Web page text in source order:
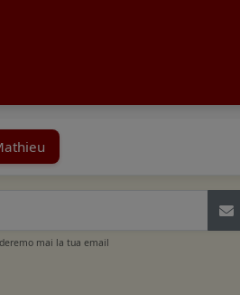
mai la tua email